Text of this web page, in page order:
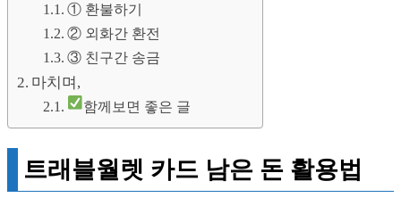
① 환불하기
② 외화간 환전
③ 친구간 송금
마치며,
함께보면 좋은 글
트래블월렛 카드 남은 돈 활용법